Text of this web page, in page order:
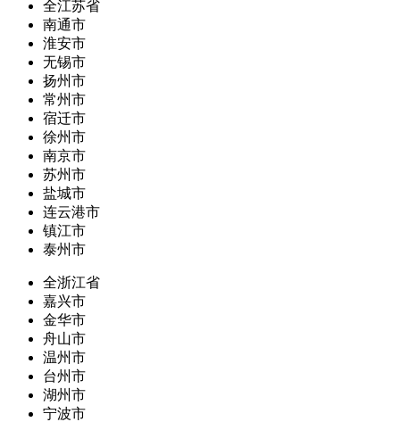
全江苏省
南通市
淮安市
无锡市
扬州市
常州市
宿迁市
徐州市
南京市
苏州市
盐城市
连云港市
镇江市
泰州市
全浙江省
嘉兴市
金华市
舟山市
温州市
台州市
湖州市
宁波市